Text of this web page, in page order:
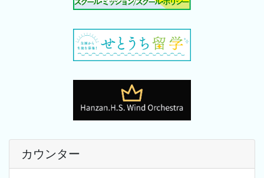
カウンター